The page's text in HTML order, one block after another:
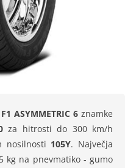
F1 ASYMMETRIC 6 znamke
za hitrosti do 300 km/h
nosilnosti 105Y. Največja
kg na pnevmatiko - gumo